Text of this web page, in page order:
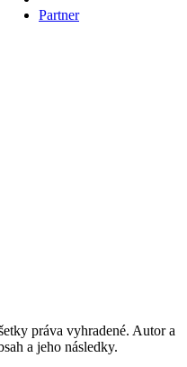
Partner
práva vyhradené. Autor a
a jeho následky.